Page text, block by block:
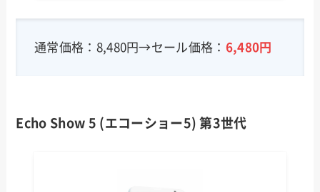
通常価格：8,480円→セール価格： 6,480円
Echo Show 5 (エコーショー5) 第3世代